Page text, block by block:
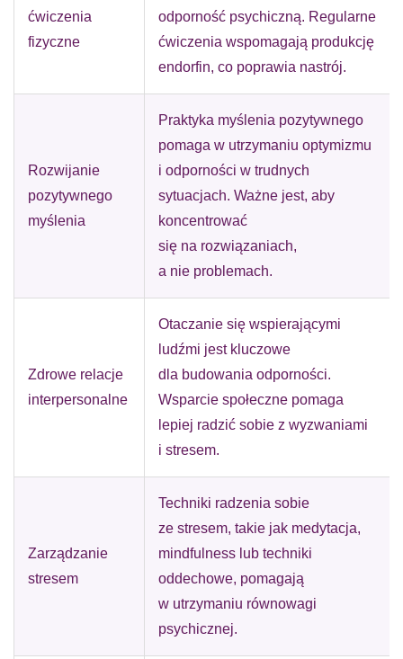
ćwiczenia
fizyczne
odporność psychiczną. Regularne
ćwiczenia wspomagają produkcję
endorfin, co poprawia nastrój.
Rozwijanie
pozytywnego
myślenia
Praktyka myślenia pozytywnego
pomaga w utrzymaniu optymizmu
i odporności w trudnych
sytuacjach. Ważne jest, aby
koncentrować
się na rozwiązaniach,
a nie problemach.
Zdrowe relacje
interpersonalne
Otaczanie się wspierającymi
ludźmi jest kluczowe
dla budowania odporności.
Wsparcie społeczne pomaga
lepiej radzić sobie z wyzwaniami
i stresem.
Zarządzanie
stresem
Techniki radzenia sobie
ze stresem, takie jak medytacja,
mindfulness lub techniki
oddechowe, pomagają
w utrzymaniu równowagi
psychicznej.